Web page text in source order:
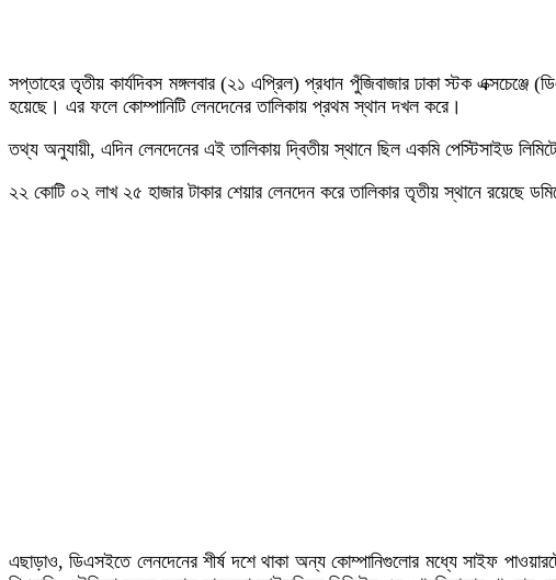
সপ্তাহের তৃতীয় কার্যদিবস মঙ্গলবার (২১ এপ্রিল) প্রধান পুঁজিবাজার ঢাকা স্টক
হয়েছে। এর ফলে কোম্পানিটি লেনদেনের তালিকায় প্রথম স্থান দখল করে।
তথ্য অনুযায়ী, এদিন লেনদেনের এই তালিকায় দ্বিতীয় স্থানে ছিল একমি পেস্টিসাইড
২২ কোটি ০২ লাখ ২৫ হাজার টাকার শেয়ার লেনদেন করে তালিকার তৃতীয় স্থানে রয়েছে
এছাড়াও, ডিএসইতে লেনদেনের শীর্ষ দশে থাকা অন্য কোম্পানিগুলোর মধ্যে সাইফ